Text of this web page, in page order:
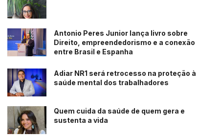
Antonio Peres Junior lança livro sobre
Direito, empreendedorismo e a conexão
entre Brasil e Espanha
Adiar NR1 será retrocesso na proteção à
saúde mental dos trabalhadores
Quem cuida da saúde de quem gera e
sustenta a vida